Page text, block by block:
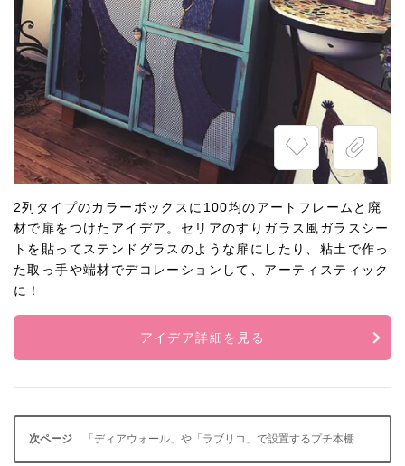
2列タイプのカラーボックスに100均のアートフレームと廃
材で扉をつけたアイデア。セリアのすりガラス風ガラスシー
トを貼ってステンドグラスのような扉にしたり、粘土で作っ
た取っ手や端材でデコレーションして、アーティスティック
に！
アイデア詳細を見る
「ディアウォール」や「ラブリコ」で設置するプチ本棚